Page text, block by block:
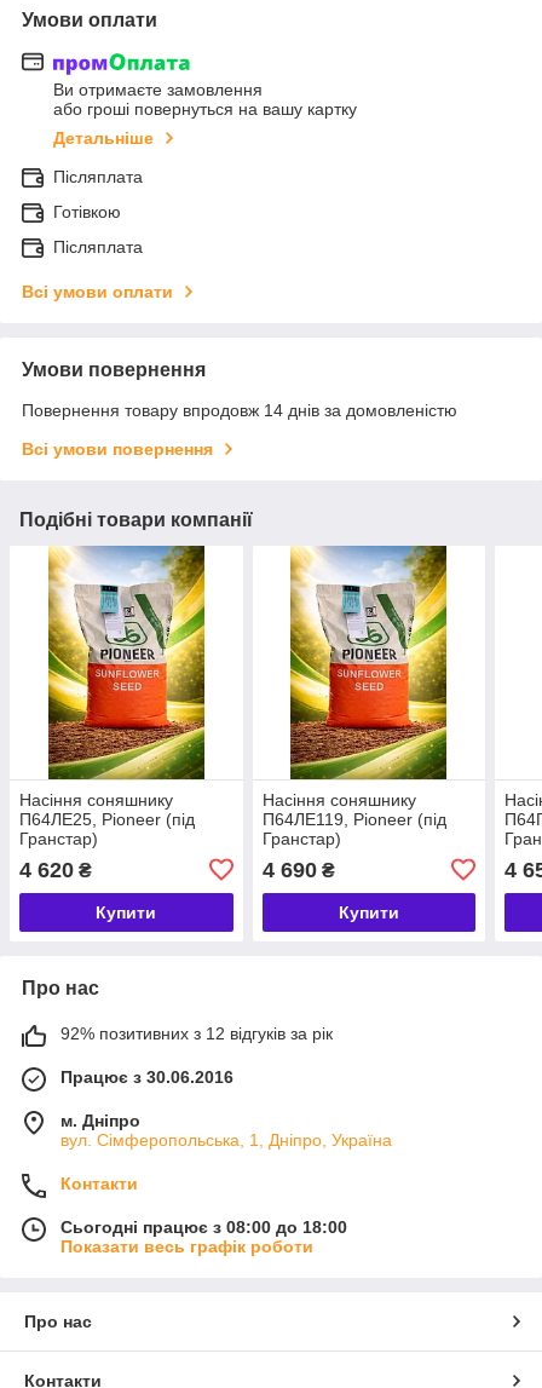
Умови оплати
Ви отримаєте замовлення
або гроші повернуться на вашу картку
Детальніше
Післяплата
Готівкою
Післяплата
Всі умови оплати
Умови повернення
Повернення товару впродовж 14 днів за домовленістю
Всі умови повернення
Подібні товари компанії
Насіння соняшнику
П64ЛЕ25, Pioneer (під
Гранстар)
4 620 ₴
Купити
Насіння соняшнику
П64ЛЕ119, Pioneer (під
Гранстар)
4 690₴
Купити
4
Про нас
92% позитивних з 12 відгуків за рік
Працює з 30.06.2016
м. Дніпро
вул. Сімферопольська, 1, Дніпро, Україна
Контакти
Сьогодні працює з 08:00 до 18:00
Показати весь графік роботи
Про нас
Контакти